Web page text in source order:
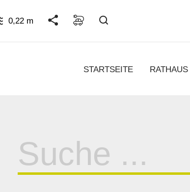
0,22 m
STARTSEITE RATHAUS
für: